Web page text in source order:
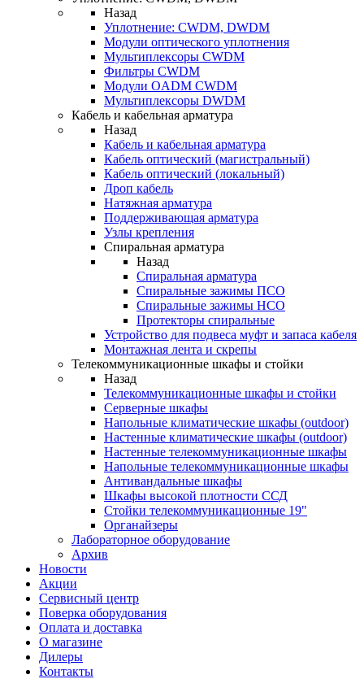
Назад
Уплотнение: CWDM, DWDM
Модули оптического уплотнения
Мультиплексоры CWDM
Фильтры CWDM
Модули OADM CWDM
Мультиплексоры DWDM
Кабель и кабельная арматура
Назад
Кабель и кабельная арматура
Кабель оптический (магистральный)
Кабель оптический (локальный)
Дроп кабель
Натяжная арматура
Поддерживающая арматура
Узлы крепления
Спиральная арматура
Назад
Спиральная арматура
Спиральные зажимы ПСО
Спиральные зажимы НСО
Протекторы спиральные
Устройство для подвеса муфт и запаса кабеля
Монтажная лента и скрепы
Телекоммуникационные шкафы и стойки
Назад
Телекоммуникационные шкафы и стойки
Серверные шкафы
Напольные климатические шкафы (outdoor)
Настенные климатические шкафы (outdoor)
Настенные телекоммуникационные шкафы
Напольные телекоммуникационные шкафы
Антивандальные шкафы
Шкафы высокой плотности ССД
Стойки телекоммуникационные 19"
Органайзеры
Лабораторное оборудование
Архив
Новости
Акции
Сервисный центр
Поверка оборудования
Оплата и доставка
О магазине
Дилеры
Контакты